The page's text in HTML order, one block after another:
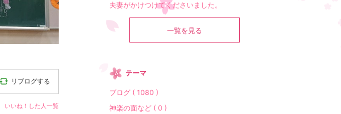
リブログする
いいね！した人一覧
夫妻がかけつけてくださいました。
一覧を見る
テーマ
ブログ ( 1080 )
神楽の面など ( 0 )